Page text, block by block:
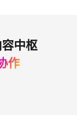
中枢
作